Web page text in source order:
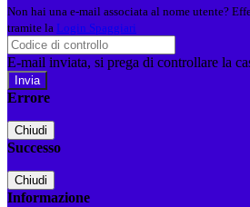
Non hai una e-mail associata al nome utente?
tramite la Login Spaggiari
E-mail inviata, si prega di controllare la
Errore
Chiudi
Successo
Chiudi
Informazione